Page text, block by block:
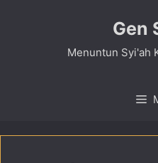
Gen
Menuntun Syi'ah